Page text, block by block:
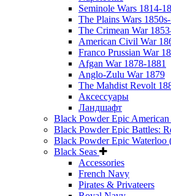
Seminole Wars 1814-
The Plains Wars
The Crimean War
American Civil War
Franco Prussian War
Afgan War 1878-1881
Anglo-Zulu War 1879
The Mahdist Revolt
Аксессуары
Ландшафт
Black Powder Epic
Black Powder Epic Battles:
Black Powder Epic Waterloo
Black Seas
Accessories
French Navy
Pirates & Privateers